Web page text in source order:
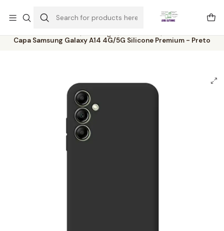
Home Catálogo
Acessórios
Capa Samsung Galaxy A14 4G/5G Silicone Premium - Preto